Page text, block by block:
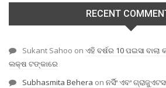
RECENT
Sukant Sahoo on ଏହି ବର୍ଷର 10 ପଇସା
ଲକ୍ଷ ଟଙ୍କାରେ
Subhasmita Behera on ନର୍ସିଂ ଏବଂ